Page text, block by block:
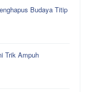
Budaya Titip
Trik Ampuh